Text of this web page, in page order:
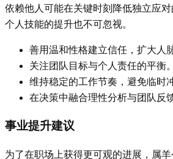
依赖他人可能在关键时刻降低独立应
个人技能的提升也不可忽视。
善用温和性格建立信任，扩大人
关注团队目标与个人责任的平衡。
维持稳定的工作节奏，避免临时
在决策中融合理性分析与团队反
事业提升建议
为了在职场上获得更可观的进展，属